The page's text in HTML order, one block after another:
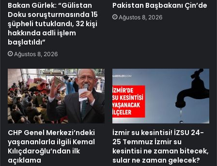
Bakan Gürlek: “Gülistan
Doku soruşturmasında 15
şüpheli tutuklandı, 32 kişi
hakkında adli işlem
başlatıldı”
Ağustos 8, 2026
Pakistan Başbakanı Çin’de
Ağustos 8, 2026
CHP Genel Merkezi’ndeki
yaşananlarla ilgili Kemal
Kılıçdaroğlu’ndan ilk
açıklama
İzmir su kesintisi! İZSU 24-
25 Temmuz İzmir su
kesintisi ne zaman bitecek,
sular ne zaman gelecek?